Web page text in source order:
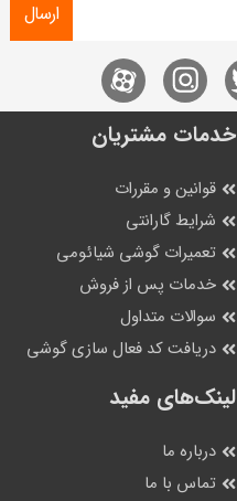
ارسال
خدمات مشتریان
قوانین و مقررات
شرایط گارانتی
تعمیرات گوشی شیائومی
خدمات پس از فروش
سوالات متداول
دریافت کد فعال سازی گوشی
لینک‌های مفید
درباره ما
تماس با ما